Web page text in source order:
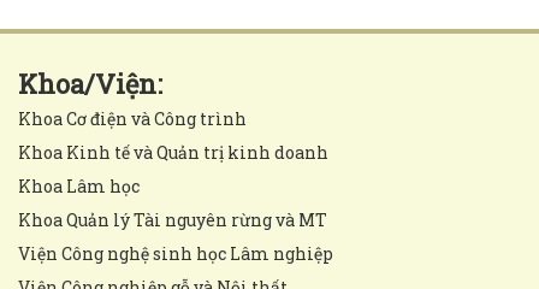
Khoa/Viện:
Khoa Cơ điện và Công trình
Khoa Kinh tế và Quản trị kinh doanh
Khoa Lâm học
Khoa Quản lý Tài nguyên rừng và MT
Viện Công nghệ sinh học Lâm nghiệp